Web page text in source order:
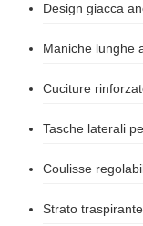
Design giacca
Maniche lunghe
Cuciture
Tasche laterali
Coulisse
Strato